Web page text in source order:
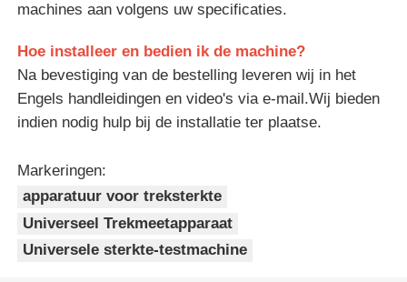
machines aan volgens uw specificaties.
Hoe installeer en bedien ik de machine?
Na bevestiging van de bestelling leveren wij in het
Engels handleidingen en video's via e-mail.Wij bieden
indien nodig hulp bij de installatie ter plaatse.
Markeringen:
apparatuur voor treksterkte
Universeel Trekmeetapparaat
Universele sterkte-testmachine